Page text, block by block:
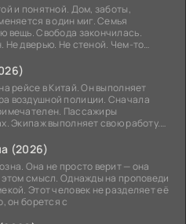
и понятной. Дом, заботы,
в один миг. Семья
вещь. Свобода закончилась.
Не дверью. Не стеной. Чем-то
рейсе в Китай. Он выполняет
воздушной полиции. Сначала
Пассажиры
Экипаж выполняет свою работу.
(2026)
Она не просто верит — она
этом смысл. Однажды на проповеди
Этот человек не разделяет её
он борется с